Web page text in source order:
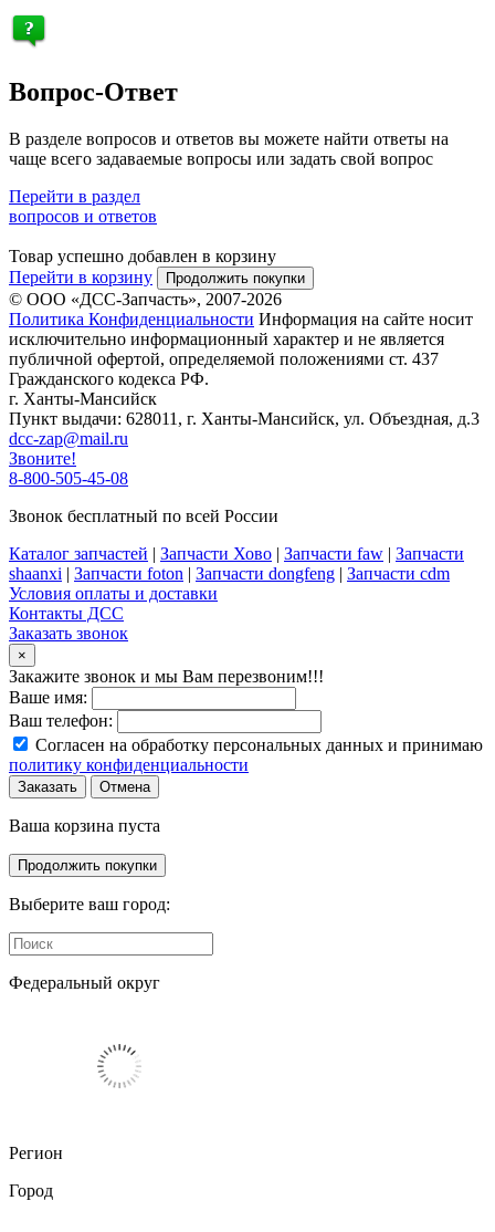
Вопрос-Ответ
В разделе вопросов и ответов вы можете найти ответы на
чаще всего задаваемые вопросы или задать свой вопрос
Перейти в раздел
вопросов и ответов
Товар успешно добавлен в корзину
Перейти в корзину
Продолжить покупки
© ООО «ДСС-Запчасть», 2007-2026
Политика Конфиденциальности Информация на сайте носит
исключительно информационный характер и не является
публичной офертой, определяемой положениями ст. 437
Гражданского кодекса РФ.
г. Ханты-Мансийск
Пункт выдачи: 628011, г. Ханты-Мансийск, ул. Объездная, д.3
dcc-zap@mail.ru
Звоните!
8-800-505-45-08
Звонок бесплатный по всей России
Каталог запчастей | Запчасти Хово | Запчасти faw | Запчасти
shaanxi | Запчасти foton | Запчасти dongfeng | Запчасти cdm
Условия оплаты и доставки
Контакты ДСС
Заказать звонок
×
Закажите звонок и мы Вам перезвоним!!!
Ваше имя:
Ваш телефон:
Согласен на обработку персональных данных и принимаю
политику конфиденциальности
Заказать Отмена
Ваша корзина пуста
Продолжить покупки
Выберите ваш город:
Федеральный округ
Регион
Город